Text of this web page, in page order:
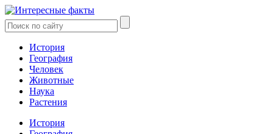
История
География
Человек
Животные
Наука
Растения
История